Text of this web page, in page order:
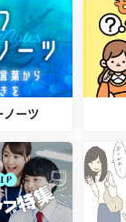
ノーツ